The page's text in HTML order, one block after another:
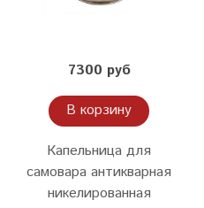
7300 руб
В корзину
Капельница для
самовара антикварная
никелированная